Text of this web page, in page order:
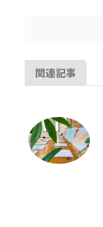
関連記事